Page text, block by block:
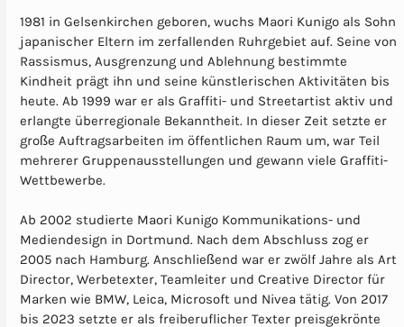
1981 in Gelsenkirchen geboren, wuchs Maori Kunigo als Sohn
japanischer Eltern im zerfallenden Ruhrgebiet auf. Seine von
Rassismus, Ausgrenzung und Ablehnung bestimmte
Kindheit prägt ihn und seine künstlerischen Aktivitäten bis
heute. Ab 1999 war er als Graffiti- und Streetartist aktiv und
erlangte überregionale Bekanntheit. In dieser Zeit setzte er
große Auftragsarbeiten im öffentlichen Raum um, war Teil
mehrerer Gruppenausstellungen und gewann viele Graffiti-
Wettbewerbe.
Ab 2002 studierte Maori Kunigo Kommunikations- und
Mediendesign in Dortmund. Nach dem Abschluss zog er
2005 nach Hamburg. Anschließend war er zwölf Jahre als Art
Director, Werbetexter, Teamleiter und Creative Director für
Marken wie BMW, Leica, Microsoft und Nivea tätig. Von 2017
bis 2023 setzte er als freiberuflicher Texter preisgekrönte